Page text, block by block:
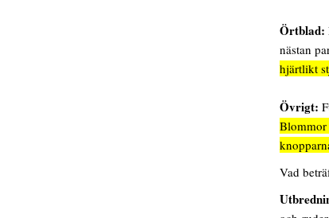
Örtblad:
nästan
hjärtlikt
Övrigt:
Blommor
Vad